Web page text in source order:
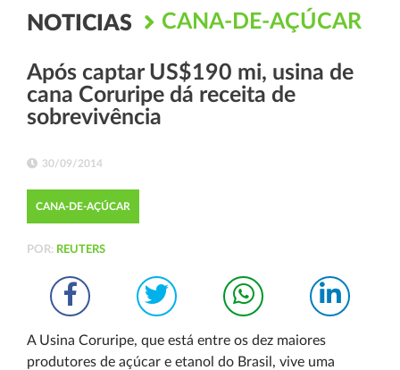
NOTICIAS CANA-DE-AÇÚCAR
Após captar US$190 mi, usina de
cana Coruripe dá receita de
sobrevivência
30/09/2014
CANA-DE-AÇÚCAR
POR: REUTERS
A Usina Coruripe, que está entre os dez maiores
produtores de açúcar e etanol do Brasil, vive uma